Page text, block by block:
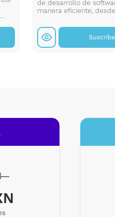
de desarrollo de
manera eficiente, desde